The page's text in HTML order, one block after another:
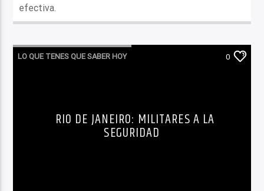
efectiva.
LO QUE TENES QUE SABER HOY 0
RIO DE JANEIRO: MILITARES A LA
SEGURIDAD